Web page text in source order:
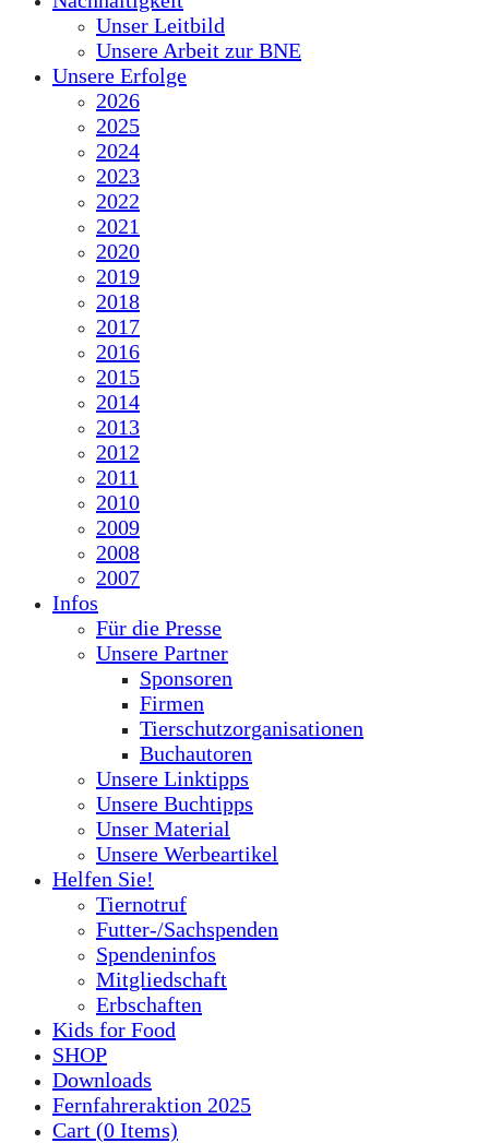
Unser Leitbild
Unsere Arbeit zur BNE
Unsere Erfolge
2026
2025
2024
2023
2022
2021
2020
2019
2018
2017
2016
2015
2014
2013
2012
2011
2010
2009
2008
2007
Infos
Für die Presse
Unsere Partner
Sponsoren
Firmen
Tierschutzorganisationen
Buchautoren
Unsere Linktipps
Unsere Buchtipps
Unser Material
Unsere Werbeartikel
Helfen Sie!
Tiernotruf
Futter-/Sachspenden
Spendeninfos
Mitgliedschaft
Erbschaften
Kids for Food
SHOP
Downloads
Fernfahreraktion 2025
Cart (0 Items)